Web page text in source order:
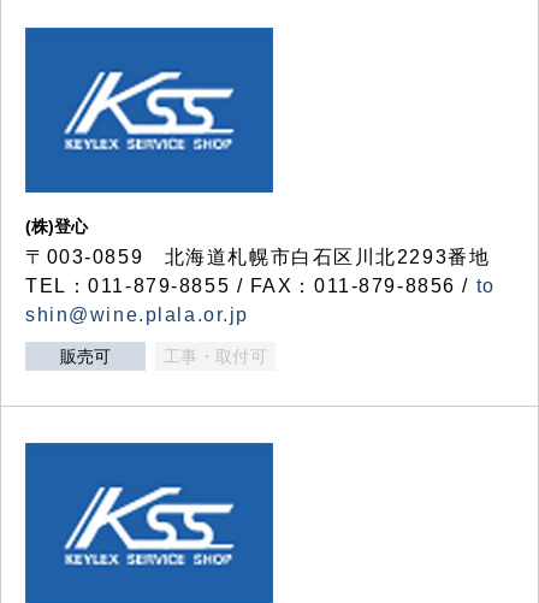
(株)登心
〒003-0859 北海道札幌市白石区川北2293番地
TEL：011-879-8855 / FAX：011-879-8856 / to
shin@wine.plala.or.jp
販売可 工事・取付可